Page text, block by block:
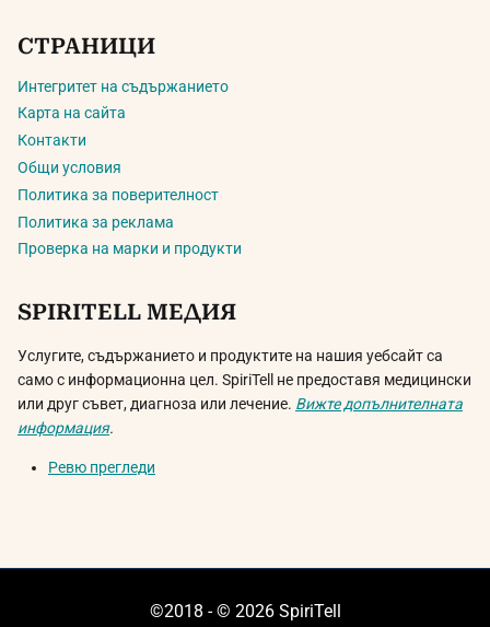
СТРАНИЦИ
Интегритет на съдържанието
Карта на сайта
Контакти
Общи условия
Политика за поверителност
Политика за реклама
Проверка на марки и продукти
SPIRITELL МЕДИЯ
Услугите, съдържанието и продуктите на нашия уебсайт са
само с информационна цел. SpiriTell не предоставя медицински
или друг съвет, диагноза или лечение. Вижте допълнителната
информация.
Ревю прегледи
©2018 - © 2026 SpiriTell